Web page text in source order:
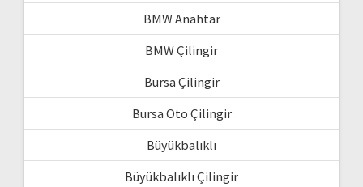
BMW Anahtar
BMW Çilingir
Bursa Çilingir
Bursa Oto Çilingir
Büyükbalıklı
Büyükbalıklı Çilingir